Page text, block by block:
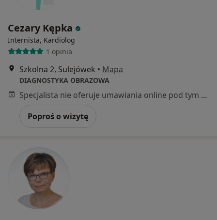
Cezary Kępka
Internista, Kardiolog
1 opinia
Szkolna 2, Sulejówek • Mapa
DIAGNOSTYKA OBRAZOWA
Specjalista nie oferuje umawiania online pod tym adresem.
Poproś o wizytę